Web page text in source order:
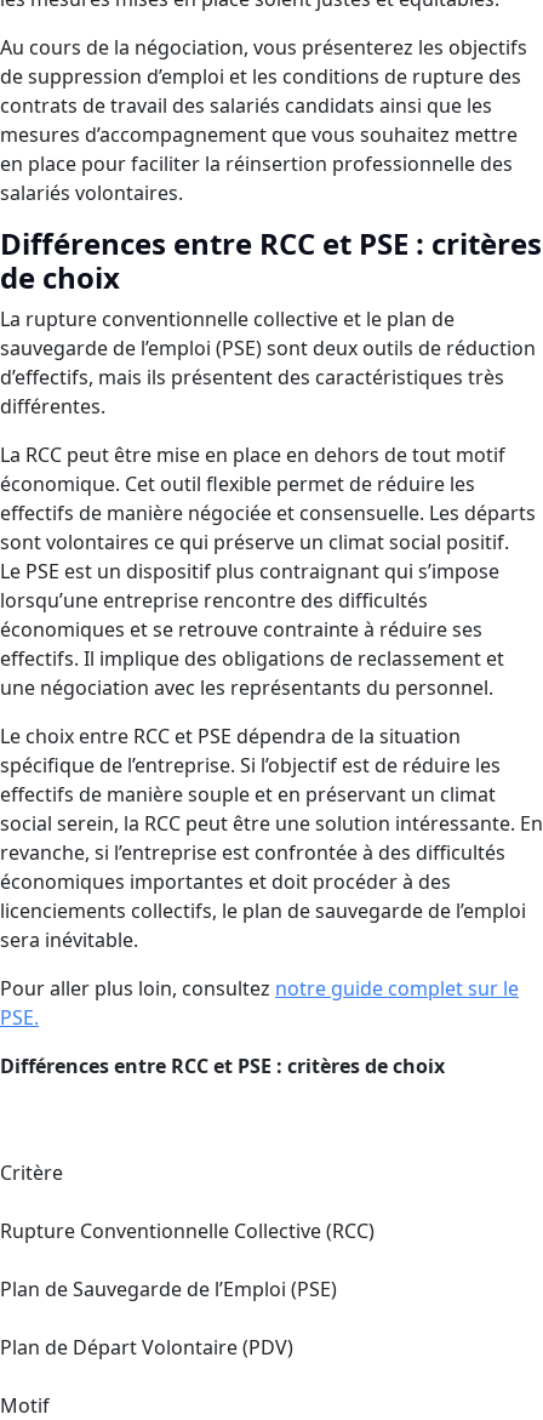
Au cours de la négociation, vous présenterez les objectifs
de suppression d’emploi et les conditions de rupture des
contrats de travail des salariés candidats ainsi que les
mesures d’accompagnement que vous souhaitez mettre
en place pour faciliter la réinsertion professionnelle des
salariés volontaires.
Différences entre RCC et PSE : critères
de choix
La rupture conventionnelle collective et le plan de
sauvegarde de l’emploi (PSE) sont deux outils de réduction
d’effectifs, mais ils présentent des caractéristiques très
différentes.
La RCC peut être mise en place en dehors de tout motif
économique. Cet outil flexible permet de réduire les
effectifs de manière négociée et consensuelle. Les départs
sont volontaires ce qui préserve un climat social positif.
Le PSE est un dispositif plus contraignant qui s’impose
lorsqu’une entreprise rencontre des difficultés
économiques et se retrouve contrainte à réduire ses
effectifs. Il implique des obligations de reclassement et
une négociation avec les représentants du personnel.
Le choix entre RCC et PSE dépendra de la situation
spécifique de l’entreprise. Si l’objectif est de réduire les
effectifs de manière souple et en préservant un climat
social serein, la RCC peut être une solution intéressante. En
revanche, si l’entreprise est confrontée à des difficultés
économiques importantes et doit procéder à des
licenciements collectifs, le plan de sauvegarde de l’emploi
sera inévitable.
Pour aller plus loin, consultez notre guide complet sur le
PSE.
Différences entre RCC et PSE : critères de choix
Critère
Rupture Conventionnelle Collective (RCC)
Plan de Sauvegarde de l’Emploi (PSE)
Plan de Départ Volontaire (PDV)
Motif